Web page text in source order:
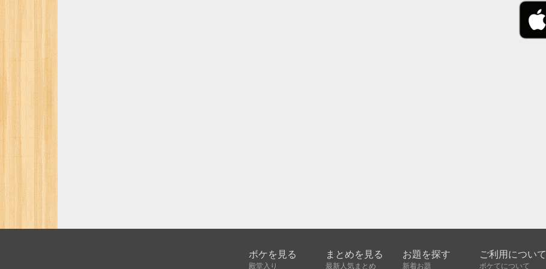
ボケを見る
殿堂入り
まとめを見る
最新人気まとめ
お題を探す
新着お題
ご利用について
ボケてについて